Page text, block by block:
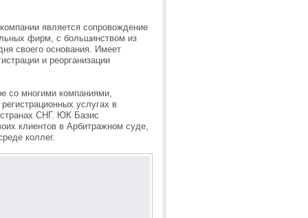
является сопровождение
фирм, с большинством из
своего основания. Имеет
и реорганизации
со многими компаниями,
услугах в
СНГ. ЮК Базис
клиентов в Арбитражном суде,
коллег.